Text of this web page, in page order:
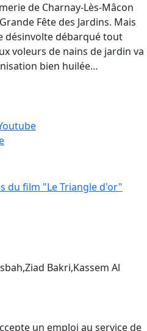
de Charnay-Lès-Mâcon
Fête des Jardins. Mais
désinvolte débarqué tout
voleurs de nains de jardin va
bien huilée…
du film "Le Triangle d'or"
Bakri,Kassem Al
un emploi au service de